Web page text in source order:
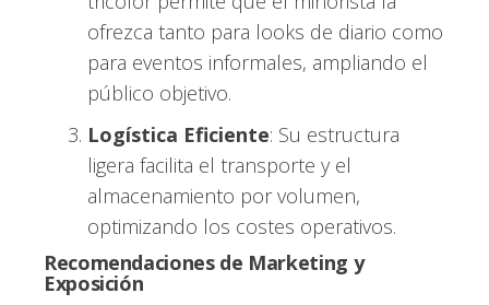
ofrezca tanto para looks de diario como
para eventos informales, ampliando el
público objetivo.
Logística Eficiente: Su estructura
ligera facilita el transporte y el
almacenamiento por volumen,
optimizando los costes operativos.
Recomendaciones de Marketing y
Exposición